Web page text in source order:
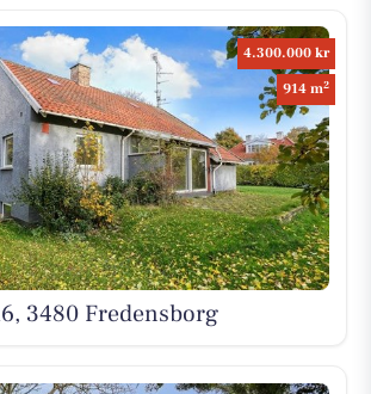
4.300.000 kr
914 m2
3480 Fredensborg